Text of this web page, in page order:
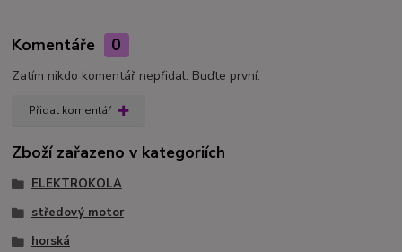
Komentáře 0
Zatím nikdo komentář nepřidal. Buďte první.
Přidat komentář
Zboží zařazeno v kategoriích
ELEKTROKOLA
středový motor
horská